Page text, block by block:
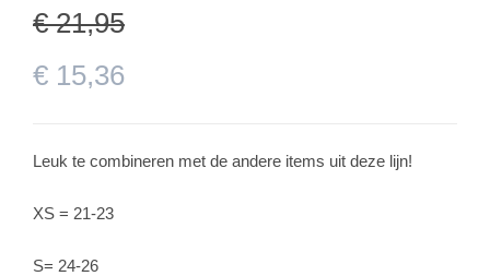
€21,95
€ 15,36
Leuk te combineren met de andere items uit deze lijn!
XS = 21-23
S= 24-26